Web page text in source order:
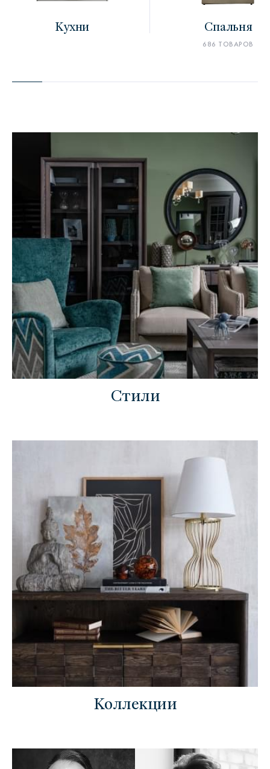
Кухни Спальня
686 ТОВАРОВ
Стили
Коллекции